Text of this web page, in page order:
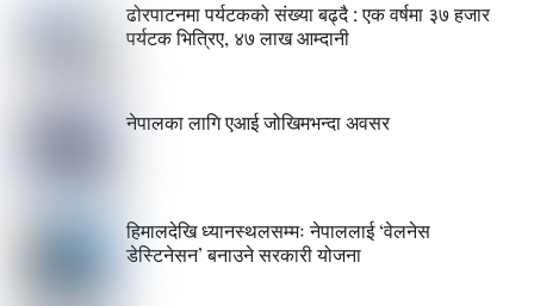
ढोरपाटनमा पर्यटकको संख्या बढ्दै : एक वर्षमा ३७ हजार
पर्यटक भित्रिए, ४७ लाख आम्दानी
नेपालका लागि एआई जोखिमभन्दा अवसर
हिमालदेखि ध्यानस्थलसम्मः नेपाललाई ‘वेलनेस
डेस्टिनेसन’ बनाउने सरकारी योजना